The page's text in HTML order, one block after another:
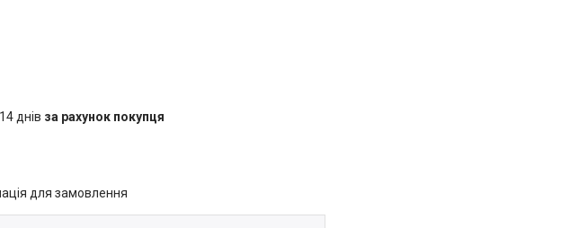
днів за рахунок покупця
для замовлення